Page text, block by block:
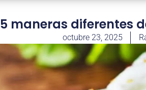
5 maneras diferentes
octubre 23, 2025